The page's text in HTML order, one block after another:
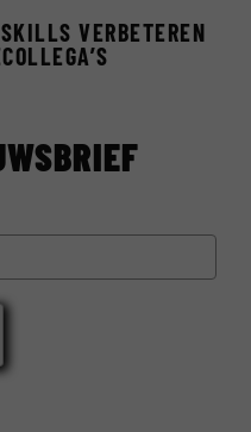
VERBETEREN